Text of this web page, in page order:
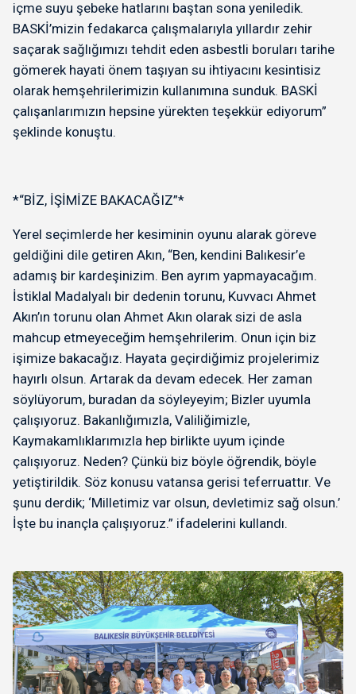
içme suyu şebeke hatlarını baştan sona yeniledik.
BASKİ’mizin fedakarca çalışmalarıyla yıllardır zehir
saçarak sağlığımızı tehdit eden asbestli boruları tarihe
gömerek hayati önem taşıyan su ihtiyacını kesintisiz
olarak hemşehrilerimizin kullanımına sunduk. BASKİ
çalışanlarımızın hepsine yürekten teşekkür ediyorum”
şeklinde konuştu.
*“BİZ, İŞİMİZE BAKACAĞIZ”*
Yerel seçimlerde her kesiminin oyunu alarak göreve
geldiğini dile getiren Akın, “Ben, kendini Balıkesir’e
adamış bir kardeşinizim. Ben ayrım yapmayacağım.
İstiklal Madalyalı bir dedenin torunu, Kuvvacı Ahmet
Akın’ın torunu olan Ahmet Akın olarak sizi de asla
mahcup etmeyeceğim hemşehrilerim. Onun için biz
işimize bakacağız. Hayata geçirdiğimiz projelerimiz
hayırlı olsun. Artarak da devam edecek. Her zaman
söylüyorum, buradan da söyleyeyim; Bizler uyumla
çalışıyoruz. Bakanlığımızla, Valiliğimizle,
Kaymakamlıklarımızla hep birlikte uyum içinde
çalışıyoruz. Neden? Çünkü biz böyle öğrendik, böyle
yetiştirildik. Söz konusu vatansa gerisi teferruattır. Ve
şunu derdik; ‘Milletimiz var olsun, devletimiz sağ olsun.’
İşte bu inançla çalışıyoruz.” ifadelerini kullandı.